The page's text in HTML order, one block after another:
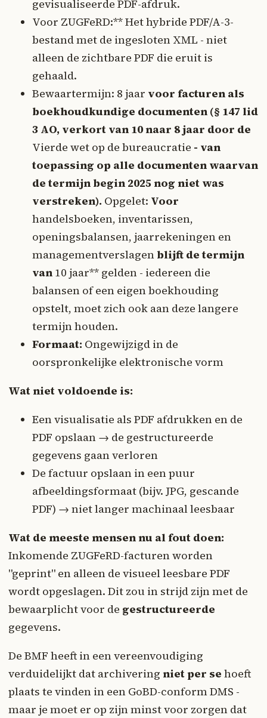
gevisualiseerde PDF-afdruk.
Voor ZUGFeRD:** Het hybride PDF/A-3-
bestand met de ingesloten XML - niet
alleen de zichtbare PDF die eruit is
gehaald.
Bewaartermijn: 8 jaar voor facturen als
boekhoudkundige documenten (§ 147 lid
3 AO, verkort van 10 naar 8 jaar door de
Vierde wet op de bureaucratie - van
toepassing op alle documenten waarvan
de termijn begin 2025 nog niet was
verstreken). Opgelet: Voor
handelsboeken, inventarissen,
openingsbalansen, jaarrekeningen en
managementverslagen blijft de termijn
van 10 jaar** gelden - iedereen die
balansen of een eigen boekhouding
opstelt, moet zich ook aan deze langere
termijn houden.
Formaat: Ongewijzigd in de
oorspronkelijke elektronische vorm
Wat niet voldoende is:
Een visualisatie als PDF afdrukken en de
PDF opslaan → de gestructureerde
gegevens gaan verloren
De factuur opslaan in een puur
afbeeldingsformaat (bijv. JPG, gescande
PDF) → niet langer machinaal leesbaar
Wat de meeste mensen nu al fout doen:
Inkomende ZUGFeRD-facturen worden
"geprint" en alleen de visueel leesbare PDF
wordt opgeslagen. Dit zou in strijd zijn met de
bewaarplicht voor de gestructureerde
gegevens.
De BMF heeft in een vereenvoudiging
verduidelijkt dat archivering niet per se hoeft
plaats te vinden in een GoBD-conform DMS -
maar je moet er op zijn minst voor zorgen dat